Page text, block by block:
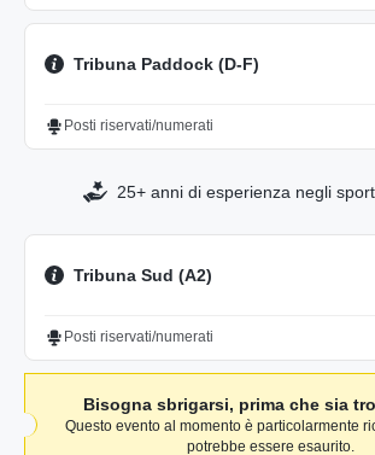
Tribuna Paddock (D-F)
Posti riservati/numerati
25+ anni di esperienza negli
Tribuna Sud (A2)
Posti riservati/numerati
Bisogna sbrigarsi, prima che sia
Questo evento al momento è particolarmente
potrebbe essere esaurito.